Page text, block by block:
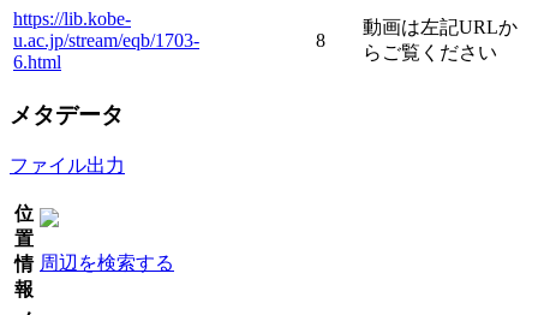
https://lib.kobe-
u.ac.jp/stream/eqb/1703-
6.html
8
動画は左記URLか
らご覧ください
メタデータ
ファイル出力
位
置
情
報
周辺を検索する